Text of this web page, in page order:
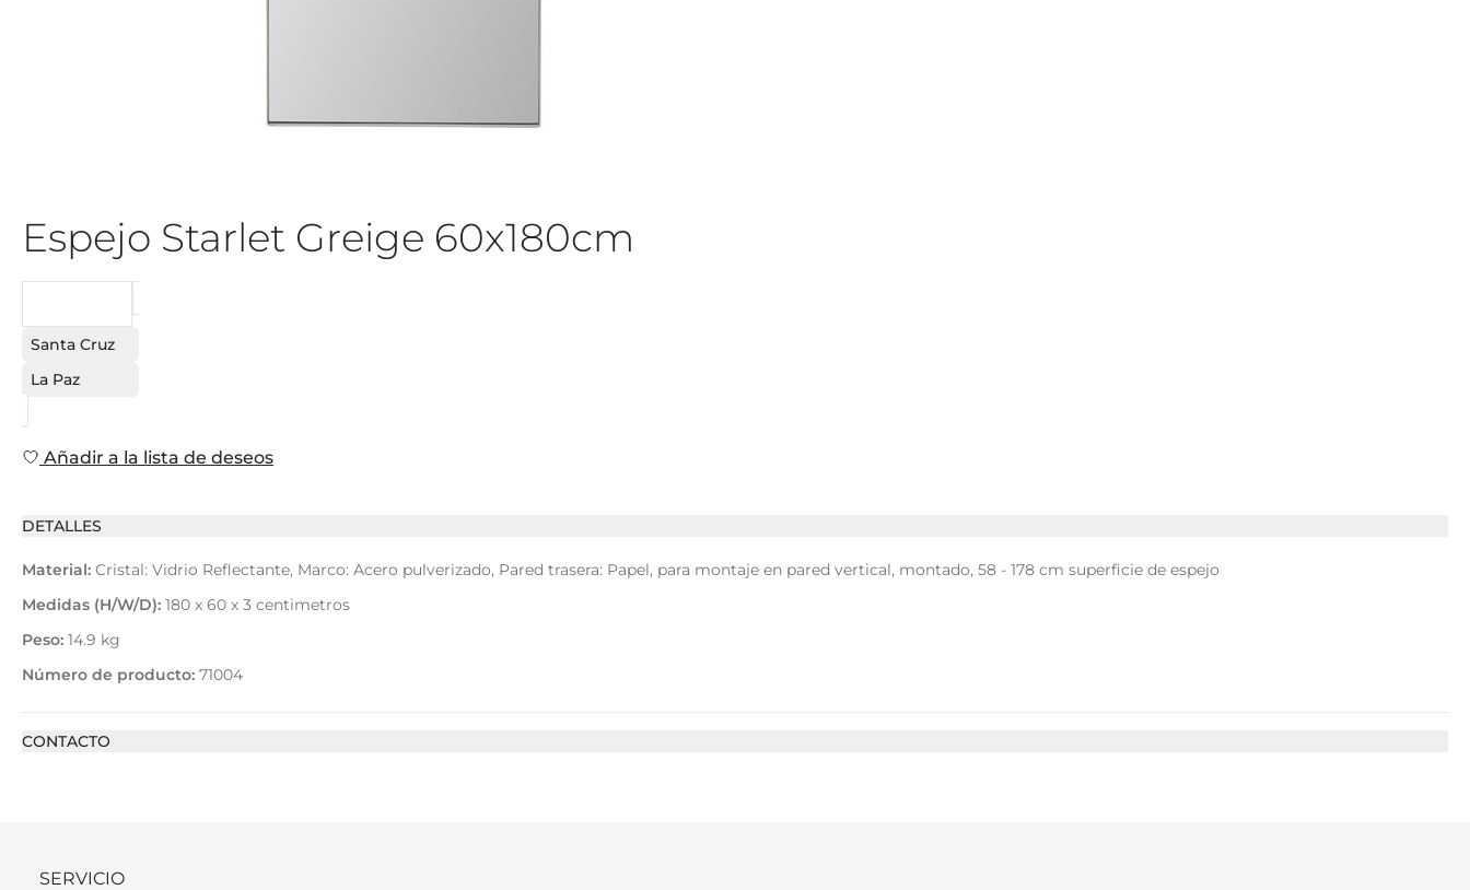
Espejo Starlet Greige 60x180cm
Santa Cruz
La Paz
Añadir a la lista de deseos
DETALLES
Material: Cristal: Vidrio Reflectante, Marco: Acero pulverizado, Pared trasera: Papel, para montaje en pared vertical, montado, 58 - 178 cm superficie de espejo
Medidas (H/W/D): 180 x 60 x 3 centimetros
Peso: 14.9 kg
Número de producto: 71004
CONTACTO
SERVICIO